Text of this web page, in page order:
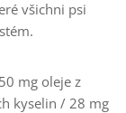
všichni psi
mg oleje z
kyselin / 28 mg